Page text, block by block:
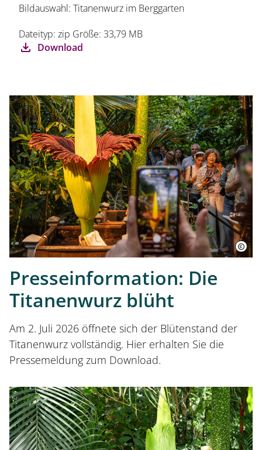
Startseite
Öffnungszeiten
Eintrittspreise
Ticketshop
Bildauswahl: Titanenwurz im Berggarten
Dateityp: zip Größe: 33,79 MB
Download
Presseinformation: Die
Titanenwurz blüht
Am 2. Juli 2026 öffnete sich der Blütenstand der
Titanenwurz vollständig. Hier erhalten Sie die
Pressemeldung zum Download.